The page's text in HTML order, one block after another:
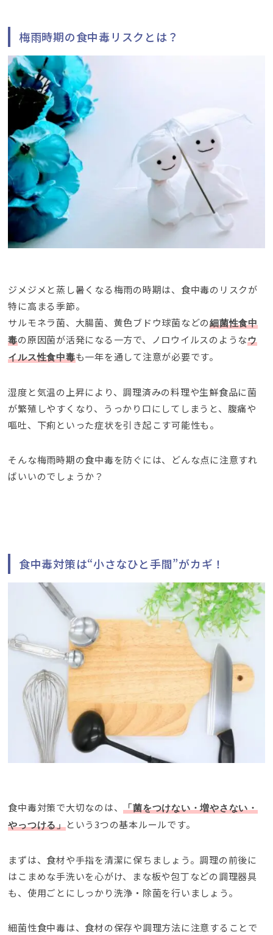
梅雨時期の食中毒リスクとは？
ジメジメと蒸し暑くなる梅雨の時期は、食中毒のリスクが
特に高まる季節。
サルモネラ菌、大腸菌、黄色ブドウ球菌などの細菌性食中
毒の原因菌が活発になる一方で、ノロウイルスのようなウ
イルス性食中毒も一年を通して注意が必要です。
湿度と気温の上昇により、調理済みの料理や生鮮食品に菌
が繁殖しやすくなり、うっかり口にしてしまうと、腹痛や
嘔吐、下痢といった症状を引き起こす可能性も。
そんな梅雨時期の食中毒を防ぐには、どんな点に注意すれ
ばいいのでしょうか？
食中毒対策は“小さなひと手間”がカギ！
食中毒対策で大切なのは、「菌をつけない・増やさない・
やっつける」という3つの基本ルールです。
まずは、食材や手指を清潔に保ちましょう。調理の前後に
はこまめな手洗いを心がけ、まな板や包丁などの調理器具
も、使用ごとにしっかり洗浄・除菌を行いましょう。
細菌性食中毒は、食材の保存や調理方法に注意することで